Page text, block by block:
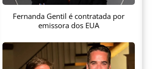
Fernanda Gentil é contratada por
emissora dos EUA